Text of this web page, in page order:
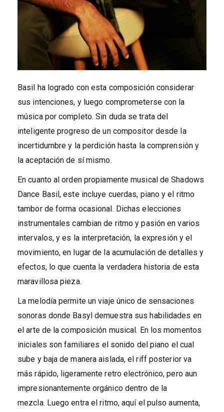
Basil ha logrado con esta composición considerar
sus intenciones, y luego comprometerse con la
música por completo. Sin duda se trata del
inteligente progreso de un compositor desde la
incertidumbre y la perdición hasta la comprensión y
la aceptación de sí mismo.
En cuanto al orden propiamente musical de Shadows
Dance Basil, este incluye cuerdas, piano y el ritmo
tambor de forma ocasional. Dichas elecciones
instrumentales cambian de ritmo y pasión en varios
intervalos, y es la interpretación, la expresión y el
movimiento, en lugar de la acumulación de detalles y
efectos, lo que cuenta la verdadera historia de esta
maravillosa pieza.
La melodía permite un viaje único de sensaciones
sonoras donde Basyl demuestra sus habilidades en
el arte de la composición musical. En los momentos
iniciales son familiares el sonido del piano el cual
sube y baja de manera aislada, el riff posterior va
más rápido, ligeramente retro electrónico, pero aun
impresionantemente orgánico dentro de la
mezcla. Luego entra el ritmo, aquí el pulso aumenta,